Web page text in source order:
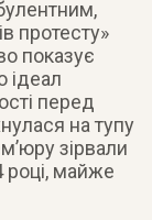
протесту»
показує
ідеал
перед
на тупу
зірвали
році, майже